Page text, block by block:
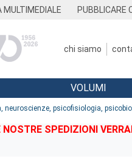
MULTIMEDIALE PUBBLICARE
chi siamo
VOLUMI
neuroscienze, psicofisiologia,
NOSTRE SPEDIZIONI